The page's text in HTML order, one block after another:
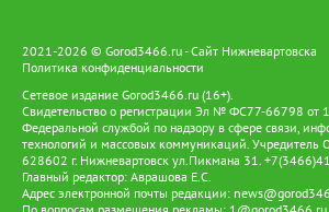
2021-2026 © Gorod3466.ru - Сайт Нижневартовска
Политика конфиденциальности
Сетевое издание Gorod3466.ru (16+).
Свидетельство о регистрации Эл № ФС77-66798 от
Федеральной службой по надзору в сфере связи,
технологий и массовых коммуникаций. Учредитель
628602 г. Нижневартовск ул.Пикмана 31.
Главный редактор: Аврашова Е.С.
Адрес электронной почты редакции: